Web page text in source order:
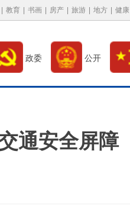
教育 书画 房产 旅游 地方 健康
政委 公开
通安全屏障